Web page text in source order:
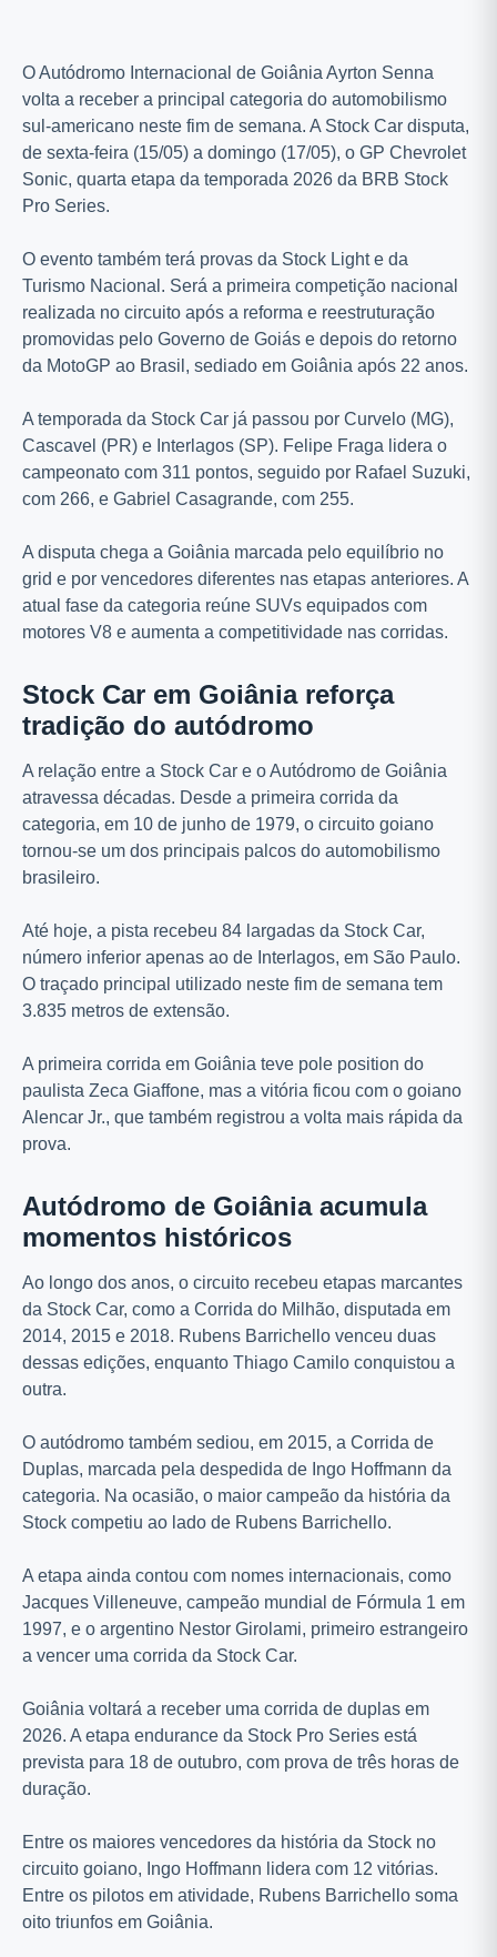
O Autódromo Internacional de Goiânia Ayrton Senna
volta a receber a principal categoria do automobilismo
sul-americano neste fim de semana. A Stock Car disputa,
de sexta-feira (15/05) a domingo (17/05), o GP Chevrolet
Sonic, quarta etapa da temporada 2026 da BRB Stock
Pro Series.
O evento também terá provas da Stock Light e da
Turismo Nacional. Será a primeira competição nacional
realizada no circuito após a reforma e reestruturação
promovidas pelo Governo de Goiás e depois do retorno
da MotoGP ao Brasil, sediado em Goiânia após 22 anos.
A temporada da Stock Car já passou por Curvelo (MG),
Cascavel (PR) e Interlagos (SP). Felipe Fraga lidera o
campeonato com 311 pontos, seguido por Rafael Suzuki,
com 266, e Gabriel Casagrande, com 255.
A disputa chega a Goiânia marcada pelo equilíbrio no
grid e por vencedores diferentes nas etapas anteriores. A
atual fase da categoria reúne SUVs equipados com
motores V8 e aumenta a competitividade nas corridas.
Stock Car em Goiânia reforça
tradição do autódromo
A relação entre a Stock Car e o Autódromo de Goiânia
atravessa décadas. Desde a primeira corrida da
categoria, em 10 de junho de 1979, o circuito goiano
tornou-se um dos principais palcos do automobilismo
brasileiro.
Até hoje, a pista recebeu 84 largadas da Stock Car,
número inferior apenas ao de Interlagos, em São Paulo.
O traçado principal utilizado neste fim de semana tem
3.835 metros de extensão.
A primeira corrida em Goiânia teve pole position do
paulista Zeca Giaffone, mas a vitória ficou com o goiano
Alencar Jr., que também registrou a volta mais rápida da
prova.
Autódromo de Goiânia acumula
momentos históricos
Ao longo dos anos, o circuito recebeu etapas marcantes
da Stock Car, como a Corrida do Milhão, disputada em
2014, 2015 e 2018. Rubens Barrichello venceu duas
dessas edições, enquanto Thiago Camilo conquistou a
outra.
O autódromo também sediou, em 2015, a Corrida de
Duplas, marcada pela despedida de Ingo Hoffmann da
categoria. Na ocasião, o maior campeão da história da
Stock competiu ao lado de Rubens Barrichello.
A etapa ainda contou com nomes internacionais, como
Jacques Villeneuve, campeão mundial de Fórmula 1 em
1997, e o argentino Nestor Girolami, primeiro estrangeiro
a vencer uma corrida da Stock Car.
Goiânia voltará a receber uma corrida de duplas em
2026. A etapa endurance da Stock Pro Series está
prevista para 18 de outubro, com prova de três horas de
duração.
Entre os maiores vencedores da história da Stock no
circuito goiano, Ingo Hoffmann lidera com 12 vitórias.
Entre os pilotos em atividade, Rubens Barrichello soma
oito triunfos em Goiânia.